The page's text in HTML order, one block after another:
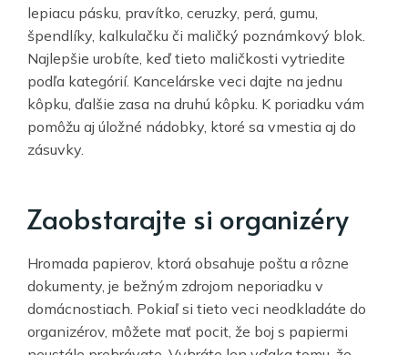
lepiacu pásku, pravítko, ceruzky, perá, gumu,
špendlíky, kalkulačku či maličký poznámkový blok.
Najlepšie urobíte, keď tieto maličkosti vytriedite
podľa kategórií. Kancelárske veci dajte na jednu
kôpku, ďalšie zasa na druhú kôpku. K poriadku vám
pomôžu aj úložné nádobky, ktoré sa vmestia aj do
zásuvky.
Zaobstarajte si organizéry
Hromada papierov, ktorá obsahuje poštu a rôzne
dokumenty, je bežným zdrojom neporiadku v
domácnostiach. Pokiaľ si tieto veci neodkladáte do
organizérov, môžete mať pocit, že boj s papiermi